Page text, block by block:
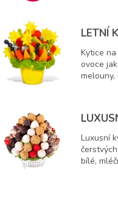
LETNÍ
Kytice
ovoce
melouny,
Luxusní
bílé,